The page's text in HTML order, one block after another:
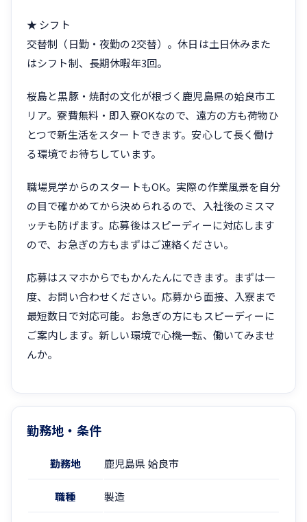
★ シフト
交替制（日勤・夜勤の2交替）。休日は土日休みまた
はシフト制、長期休暇年3回。
桜島と黒豚・焼酎の文化が根づく鹿児島県の姶良市エ
リア。寮費無料・即入寮OKなので、遠方の方も荷物ひ
とつで新生活をスタートできます。安心して長く働け
る環境でお待ちしています。
職場見学からのスタートもOK。実際の作業風景を自分
の目で確かめてから決められるので、入社後のミスマ
ッチも防げます。応募後はスピーディーに対応します
ので、お急ぎの方もまずはご連絡ください。
応募はスマホからでもかんたんにできます。まずは一
度、お問い合わせください。応募から面接、入寮まで
最短数日で対応可能。お急ぎの方にもスピーディーに
ご案内します。新しい環境で心機一転、働いてみませ
んか。
勤務地・条件
勤務地 鹿児島県 姶良市
職種 製造